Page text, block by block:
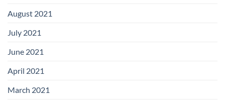
August 2021
July 2021
June 2021
April 2021
March 2021